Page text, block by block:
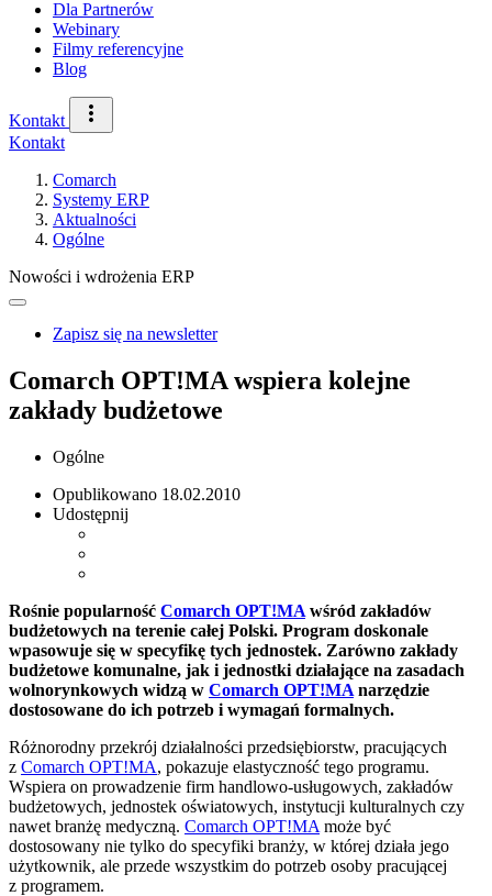
Dla Partnerów
Webinary
Filmy referencyjne
Blog
Kontakt
Kontakt
Comarch
Systemy ERP
Aktualności
Ogólne
Nowości i wdrożenia ERP
Zapisz się na newsletter
Comarch OPT!MA wspiera kolejne
zakłady budżetowe
Ogólne
Opublikowano 18.02.2010
Udostępnij
Rośnie popularność Comarch OPT!MA wśród zakładów
budżetowych na terenie całej Polski. Program doskonale
wpasowuje się w specyfikę tych jednostek. Zarówno zakłady
budżetowe komunalne, jak i jednostki działające na zasadach
wolnorynkowych widzą w Comarch OPT!MA narzędzie
dostosowane do ich potrzeb i wymagań formalnych.
Różnorodny przekrój działalności przedsiębiorstw, pracujących
z Comarch OPT!MA, pokazuje elastyczność tego programu.
Wspiera on prowadzenie firm handlowo-usługowych, zakładów
budżetowych, jednostek oświatowych, instytucji kulturalnych czy
nawet branżę medyczną. Comarch OPT!MA może być
dostosowany nie tylko do specyfiki branży, w której działa jego
użytkownik, ale przede wszystkim do potrzeb osoby pracującej
z programem.